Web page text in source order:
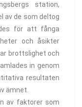
station,
av de som deltog
för att fånga
och åsikter
brottslighet och
in genom
resultaten
ämnet.
av faktorer som